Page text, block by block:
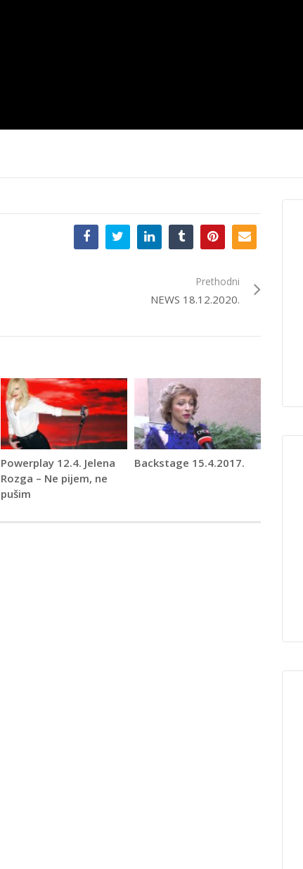
Prethodni
NEWS 18.12.2020.
Powerplay 12.4. Jelena
Rozga – Ne pijem, ne
pušim
Backstage 15.4.2017.